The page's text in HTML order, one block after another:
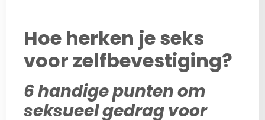
Hoe herken je seks
voor zelfbevestiging?
6 handige punten om
seksueel gedrag voor